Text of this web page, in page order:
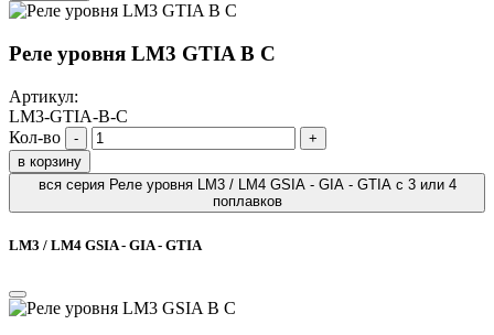
Реле уровня LM3 GTIA B C
Артикул:
LM3-GTIA-B-C
Кол-во
-
+
в корзину
вся серия Реле уровня LM3 / LM4 GSIA - GIA - GTIA с 3 или 4
поплавков
LM3 / LM4 GSIA - GIA - GTIA